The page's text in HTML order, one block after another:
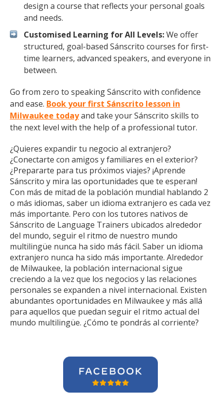
design a course that reflects your personal goals
and needs.
Customised Learning for All Levels:We offer
structured, goal-based Sánscrito courses for first-
time learners, advanced speakers, and everyone in
between.
Go from zero to speaking Sánscrito with confidence
and ease. Book your first Sánscrito lesson in
Milwaukee todayand take your Sánscrito skills to
the next level with the help of a professional tutor.
¿Quieres expandir tu negocio al extranjero?
¿Conectarte con amigos y familiares en el exterior?
¿Prepararte para tus próximos viajes? ¡Aprende
Sánscrito y mira las oportunidades que te esperan!
Con más de mitad de la población mundial hablando 2
o más idiomas, saber un idioma extranjero es cada vez
más importante. Pero con los tutores nativos de
Sánscrito de Language Trainers ubicados alrededor
del mundo, seguir el ritmo de nuestro mundo
multilingüe nunca ha sido más fácil. Saber un idioma
extranjero nunca ha sido más importante. Alrededor
de Milwaukee, la población internacional sigue
creciendo a la vez que los negocios y las relaciones
personales se expanden a nivel internacional. Existen
abundantes oportunidades en Milwaukee y más allá
para aquellos que puedan seguir el ritmo actual del
mundo multilingüe. ¿Cómo te pondrás al corriente?